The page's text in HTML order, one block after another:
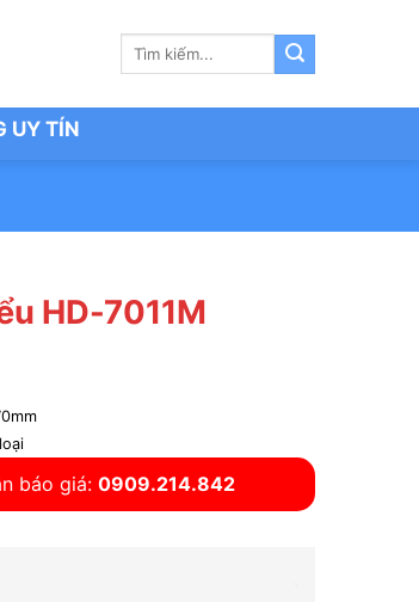
Tìm
UY TÍN
HD-7011M
báo giá: 0909.214.842